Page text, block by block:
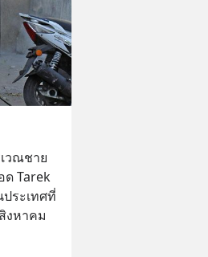
วณชาย
ด Tarek
ระเทศที่
งหาคม